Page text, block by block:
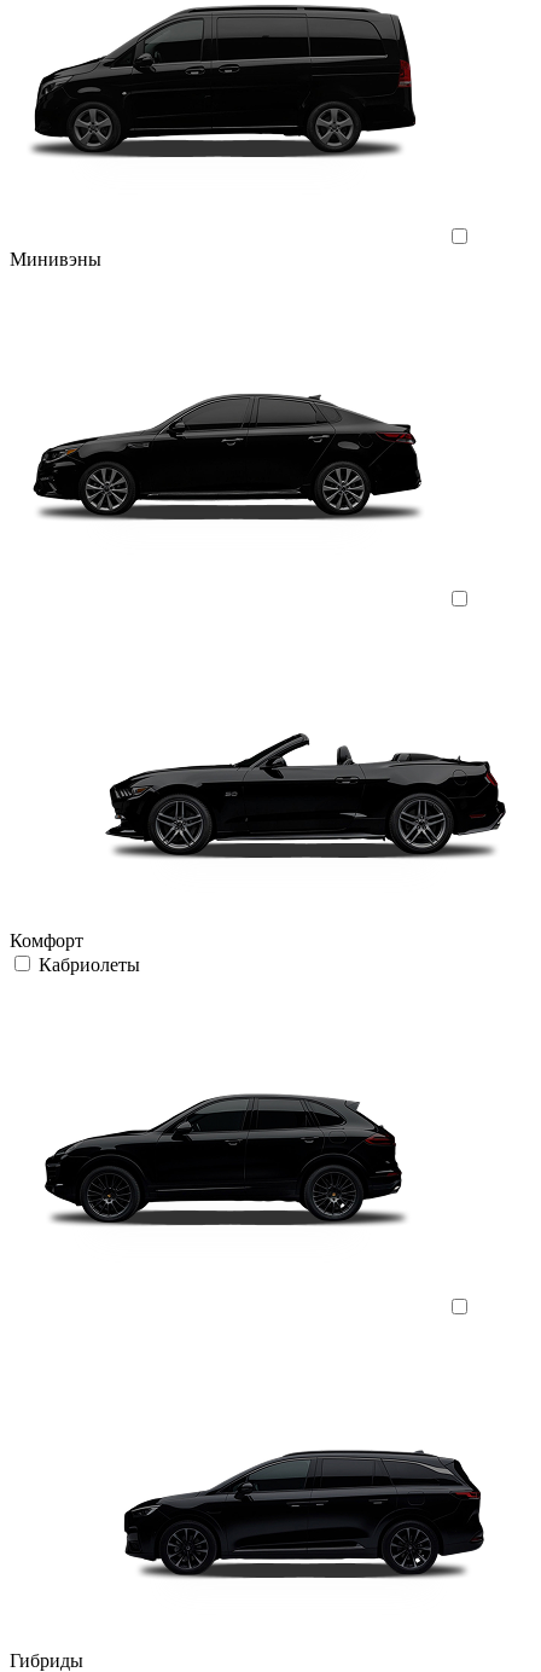
Минивэны
Комфорт
Кабриолеты
Гибриды